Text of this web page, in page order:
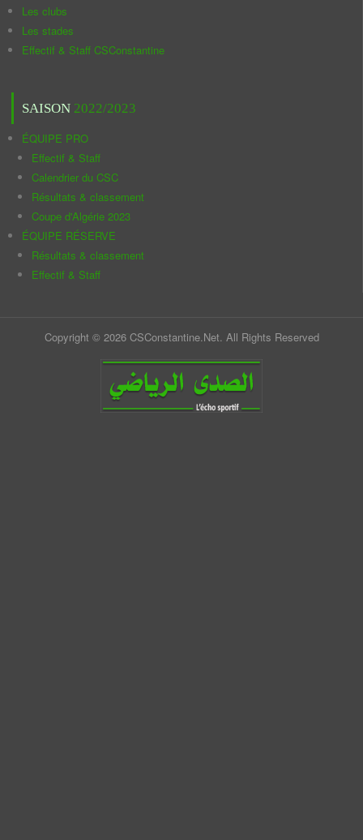
Les clubs
Les stades
Effectif & Staff CSConstantine
SAISON 2022/2023
ÉQUIPE PRO
Effectif & Staff
Calendrier du CSC
Résultats & classement
Coupe d'Algérie 2023
ÉQUIPE RÉSERVE
Résultats & classement
Effectif & Staff
Copyright © 2026 CSConstantine.Net. All Rights Reserved